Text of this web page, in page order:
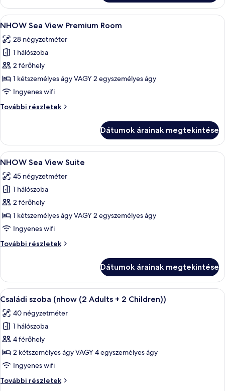
további
részletei
A
következő
szoba
összes
képének
megtekintése:
NHOW
View
Egy szállodai szoba, amelyben egy
6
NHOW Sea View Premium Room
28 négyzetméter
1 hálószoba
2 férőhely
1 kétszemélyes ágy VAGY 2 egyszemélyes ágy
Ingyenes wifi
További részletek
NHOW
Room
további
részletei
Dátumok árainak megtekintése
A
következő
szoba
összes
képének
megtekintése:
NHOW
View
Egy szállodai szoba, amelyben egy
6
NHOW Sea View Suite
45 négyzetméter
1 hálószoba
2 férőhely
1 kétszemélyes ágy VAGY 2 egyszemélyes ágy
Ingyenes wifi
További részletek
NHOW
további
részletei
Dátumok árainak megtekintése
A
következő
szoba
összes
képének
megtekintése:
Családi
(nhow
Egy modern szállodai szoba,
9
Családi szoba (nhow (2 Adults + 2 Children))
40 négyzetméter
1 hálószoba
4 férőhely
2 kétszemélyes ágy VAGY 4 egyszemélyes ágy
Ingyenes wifi
További részletek
Családi